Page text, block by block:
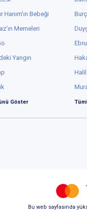
Hanım'ın Bebeği
Memeleri
Yangın
Göster
Bu web sayfasında